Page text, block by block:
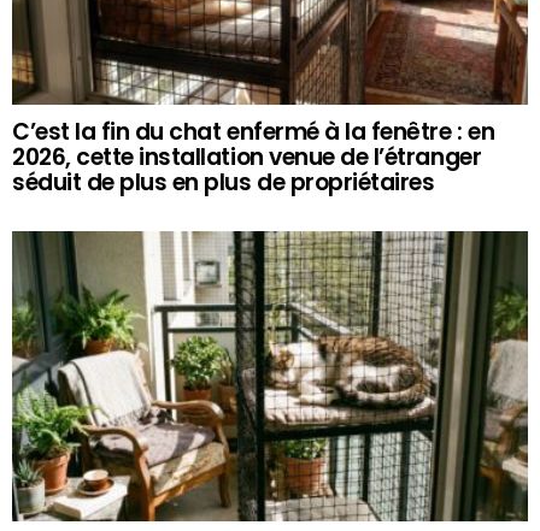
C’est la fin du chat enfermé à la fenêtre : en
2026, cette installation venue de l’étranger
séduit de plus en plus de propriétaires